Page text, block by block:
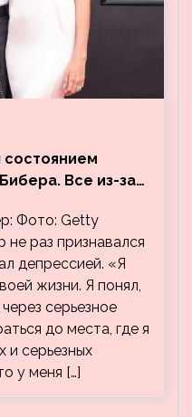
Все из-за
Фото: Getty
раз признавался
депрессией. «Я
жизни. Я понял,
серьезное
до места, где я
и серьезных
у меня […]